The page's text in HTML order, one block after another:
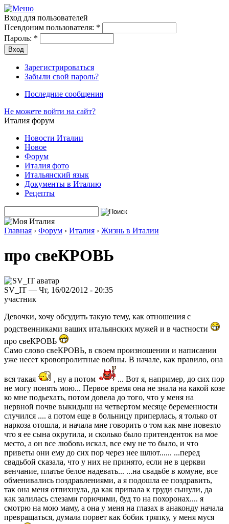
Вход для пользователей
Псевдоним пользователя: *
Пароль: *
Зарегистрироваться
Забыли свой пароль?
Последние сообщения
Не можете войти на сайт?
Италия форум
Новости Италии
Новое
Форум
Италия фото
Итальянский язык
Документы в Италию
Рецепты
Главная › Форум › Италия › Жизнь в Италии
про свеКРОВЬ
SV_IT — Чт, 16/02/2012 - 20:35
участник
Девочки, хочу обсудить такую тему, как отношения с
родственниками ваших итальянских мужей и в частности
про свеКРОВЬ
Само слово свеКРОВЬ, в своем произношении и написании
уже несет кровопролитные войны. В начале, как правило, она
вся такая , ну а потом
... Вот я, например, до сих пор
не могу понять мою... Первое время она не знала на какой козе
ко мне подьехать, потом довела до того, что у меня на
нервной почве выкидыш на четвертом месяце беременности
случился .... а потом еще в больницу приперлась, я только от
наркоза отошла, и начала мне говорить о том как мне повезло
что я ее сына окрутила, и сколько было притенденток на мое
место, а он все любовь искал, все ему не то было, и что
приветы они ему до сих пор через нее шлют...... ...перед
свадьбой сказала, что у них не принято, если не в церкви
венчание, платье белое надевать... ...на свадьбе в комуне, все
обменивались поздравлениями, а я подошла ее поздравить,
так она меня отпихнула, да как припала к груди сынули, да
как залилась слезами горючими, буд то на похоронах.... я
смотрю на мою маму, а она у меня на глазах в анаконду начала
превращаться, думала порвет как бобик тряпку, у меня муся